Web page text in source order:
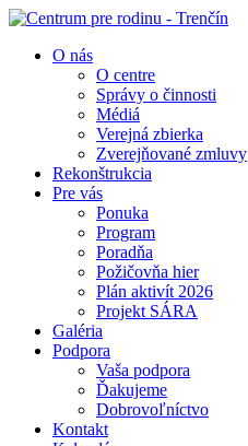
O nás
O centre
Správy o činnosti
Médiá
Verejná zbierka
Zverejňované zmluvy
Rekonštrukcia
Pre vás
Ponuka
Program
Poradňa
Požičovňa hier
Plán aktivít 2026
Projekt SÁRA
Galéria
Podpora
Vaša podpora
Ďakujeme
Dobrovoľníctvo
Kontakt